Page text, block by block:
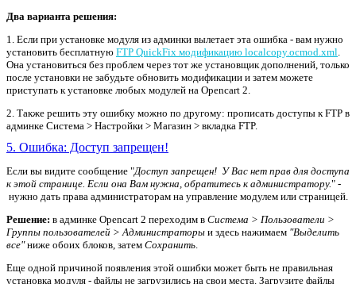
Два варианта решения:
1. Если при установке модуля из админки вылетает эта ошибка - вам нужно
установить бесплатную FTP QuickFix модификацию localcopy.ocmod.xml
Она установиться без проблем через тот же установщик дополнений, только
после установки не забудьте обновить модификации и затем можете
приступать к установке любых модулей на Opencart 2.
2. Также решить эту ошибку можно по другому: прописать доступы к FTP в
админке Система > Настройки > Магазин > вкладка FTP.
5. Ошибка: Доступ запрещен!
Если вы видите сообщение "Доступ запрещен! У Вас нет прав для доступа
к этой странице. Если она Вам нужна, обратитесь к администратору." -
нужно дать права администраторам на управление модулем или страницей.
Решение: в админке Opencart 2 переходим в Система > Пользователи >
Группы пользователей > Администраторы и здесь нажимаем "Выделить
все"ниже обоих блоков, затем Сохранить
Еще одной причиной появления этой ошибки может быть не правильная
установка модуля - файлы не загрузились на свои места. Загрузите файлы